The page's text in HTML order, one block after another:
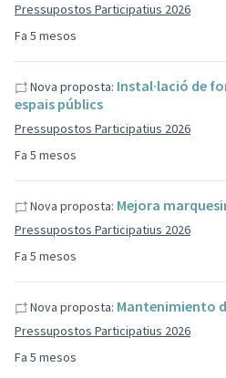
Fa 5 mesos
Pressupostos Participatius 2026
Fa 5 mesos
Nova proposta: Instal·lació de
espais públics
Pressupostos Participatius 2026
Fa 5 mesos
Nova proposta: Mejora
Pressupostos Participatius 2026
Fa 5 mesos
Nova proposta: Mantenimiento
Pressupostos Participatius 2026